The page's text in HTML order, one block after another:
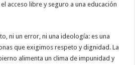
acceso libre y seguro a una educación
ni un error, ni una ideología: es una
que exigimos respeto y dignidad. La
alimenta un clima de impunidad y